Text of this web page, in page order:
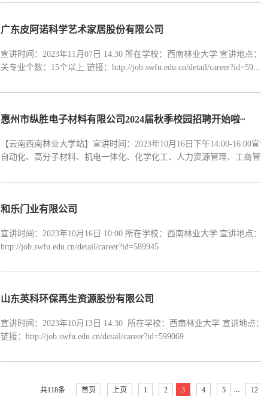
广东皮阿诺科学艺术家居股份有限公司
宣讲时间：2023年11月07日 14:30 所在学校：西南林业大学 宣讲地
关专业个数：15个以上 链接：http://job.swfu.edu.cn/detail/career?id=59...
惠州市纵胜电子材料有限公司2024届秋季校园招聘开始啦~
【云南西南林业大学站】宣讲时间：2023年10月16日下午14:00-
自动化、高分子材料、机电一体化、化学化工、人力资源管理、工商
和乐门业有限公司
宣讲时间：2023年10月16日 10:00 所在学校：西南林业大学 宣讲地
http://job.swfu.edu.cn/detail/career?id=589945
山东英科环保再生资源股份有限公司
宣讲时间：2023年10月13日 14:30 所在学校：西南林业大学 宣讲地
链接：http://job.swfu.edu.cn/detail/career?id=599069
共118条 首页 上页 1 2 3 4 5 ... 12